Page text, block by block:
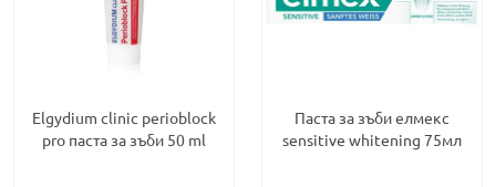
Еlgydium clinic perioblock
pro паста за зъби 50 ml
Паста за зъби елмекс
sensitive whitening 75мл